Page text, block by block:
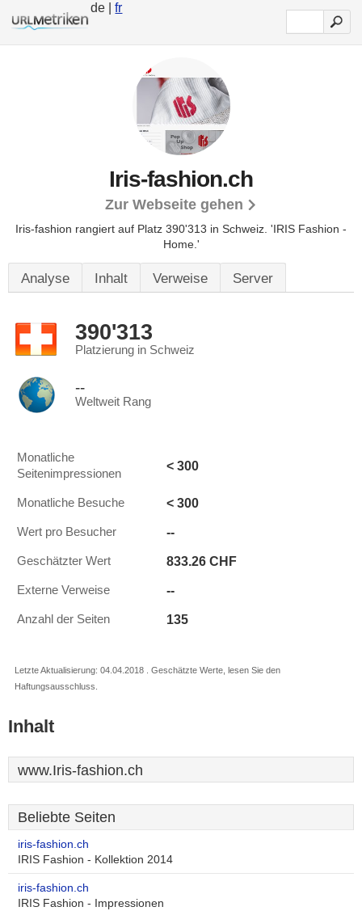
de |fr
Iris-fashion.ch
Zur Webseite gehen
Iris-fashion rangiert auf Platz 390'313 in Schweiz. 'IRIS Fashion -
Home.'
Analyse Inhalt Verweise Server
390'313
Platzierung in Schweiz
--
Weltweit Rang
Monatliche
Seitenimpressionen
< 300
Monatliche Besuche < 300
Wert pro Besucher --
Geschätzter Wert 833.26 CHF
Externe Verweise --
Anzahl der Seiten 135
Letzte Aktualisierung: 04.04.2018 . Geschätzte Werte, lesen Sie den
Haftungsausschluss.
Inhalt
www.Iris-fashion.ch
Beliebte Seiten
iris-fashion.ch
IRIS Fashion - Kollektion 2014
iris-fashion.ch
IRIS Fashion - Impressionen